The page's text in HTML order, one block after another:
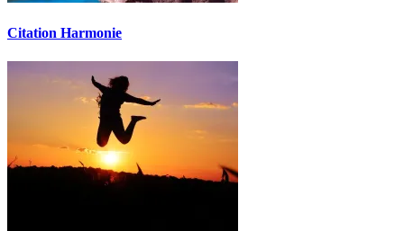
Citation Harmonie